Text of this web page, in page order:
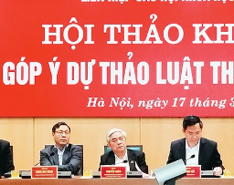
MÔI TRƯỜNG
BẠN ĐỌC
KIỂM CHỨNG THÔNG TIN
TRI THỨC CHUYÊN SÂU